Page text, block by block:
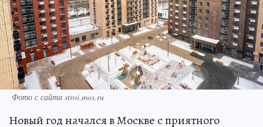
Фото с сайта stroi.mos.ru
Новый год начался в Москве с приятного